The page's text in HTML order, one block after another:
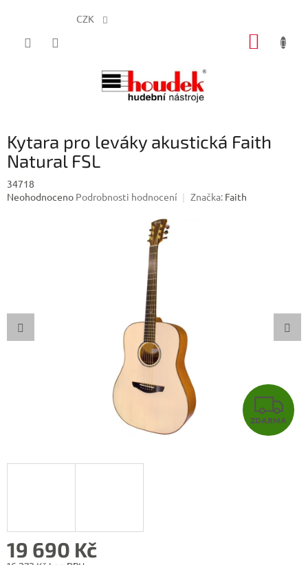
CZK
Kytara pro leváky akustická Faith
Natural FSL
34718
Průměrné
Neohodnoceno Podrobnosti hodnocení Značka: Faith
Z
D
ZDARMA
19 690 Kč